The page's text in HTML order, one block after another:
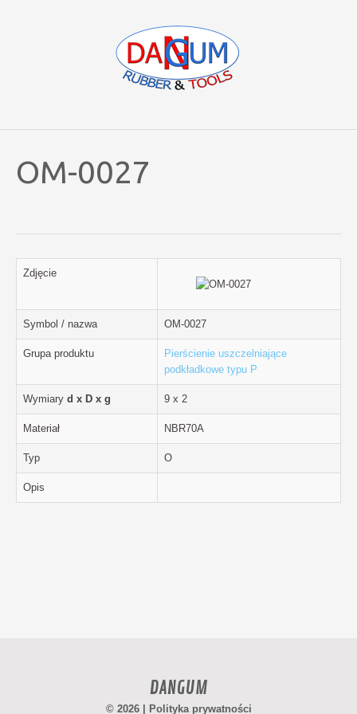
OM-0027
Zdjęcie
Symbol / nazwa OM-0027
Grupa produktu
Pierścienie uszczelniające
podkładkowe typu P
Wymiary d x D x g 9 x 2
Materiał NBR70A
Typ O
Opis
DANGUM
© 2026 | Polityka prywatności